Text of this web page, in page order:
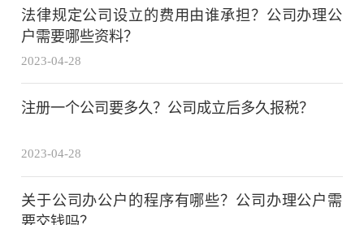
法律规定公司设立的费用由谁承担？公司办理公
户需要哪些资料？
2023-04-28
注册一个公司要多久？公司成立后多久报税？
2023-04-28
关于公司办公户的程序有哪些？公司办理公户需